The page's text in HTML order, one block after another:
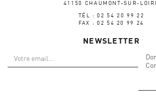
41150 CHAUMONT-SUR-
TÉL : 02 54 20 99 22
FAX : 02 54 20 99 24
NEWSLETTER